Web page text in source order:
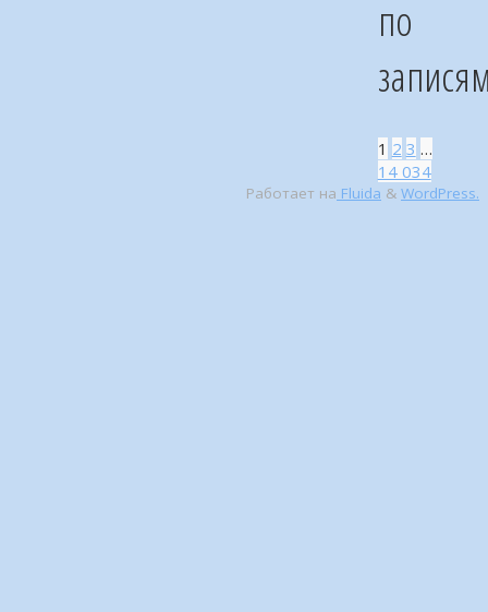
по
1 2 3 …
14 034
Работает на Fluida & WordPress.